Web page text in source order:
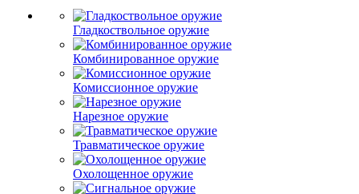
Гладкоствольное оружие
Комбинированное оружие
Комиссионное оружие
Нарезное оружие
Травматическое оружие
Охолощенное оружие